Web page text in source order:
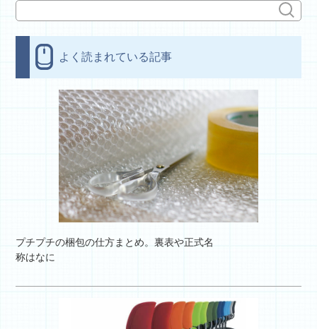
よく読まれている記事
プチプチの梱包の仕方まとめ。裏表や正式名
称はなに